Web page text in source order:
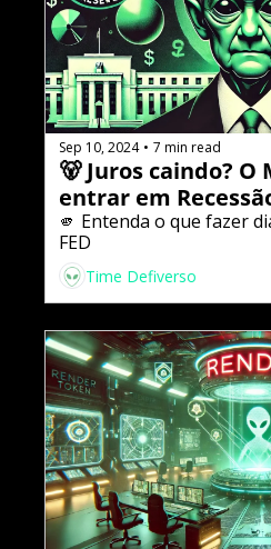
Sep 10, 2024 • 7 min read
🐻 Juros caindo? O
entrar em
🫵 Entenda o que fazer
FED
Time Defiverso